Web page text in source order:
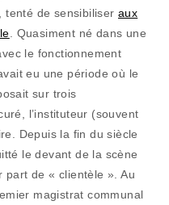
tenté de sensibiliseraux
. Quasiment né dans une
le fonctionnement
eu une période où le
sur trois
l’instituteur (souvent
Depuis la fin du siècle
le devant de la scène
part de « clientèle ». Au
magistrat communal